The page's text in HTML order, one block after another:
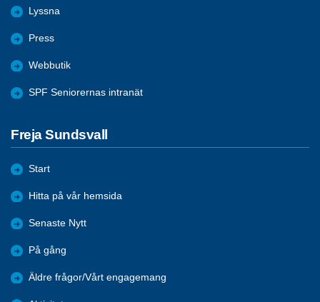
Lyssna
Press
Webbutik
SPF Seniorernas intranät
Freja Sundsvall
Start
Hitta på vår hemsida
Senaste Nytt
På gång
Äldre frågor/Vårt engagemang